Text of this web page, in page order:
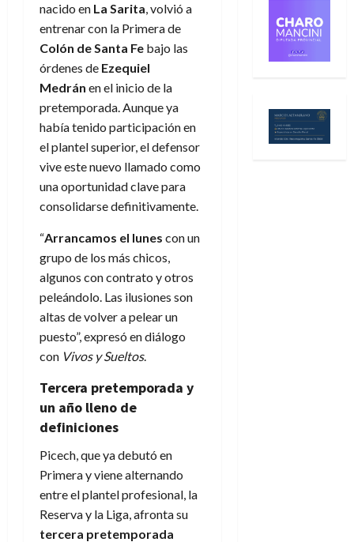
nacido en La Sarita, volvió a
entrenar con la Primera de
Colón de Santa Fe bajo las
órdenes de Ezequiel
Medrán en el inicio de la
pretemporada. Aunque ya
había tenido participación en
el plantel superior, el defensor
vive este nuevo llamado como
una oportunidad clave para
consolidarse definitivamente.
“Arrancamos el lunes con un
grupo de los más chicos,
algunos con contrato y otros
peleándolo. Las ilusiones son
altas de volver a pelear un
puesto”, expresó en diálogo
con Vivos y Sueltos.
Tercera pretemporada y
un año lleno de
definiciones
Picech, que ya debutó en
Primera y viene alternando
entre el plantel profesional, la
Reserva y la Liga, afronta su
tercera pretemporada